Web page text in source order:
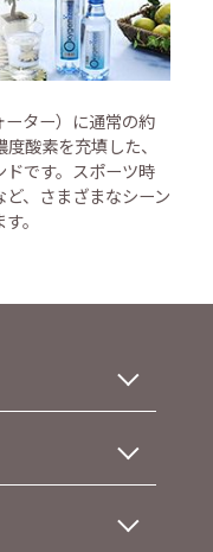
ター）に通常の約
酸素を充填した、
です。スポーツ時
、さまざまなシーン
。